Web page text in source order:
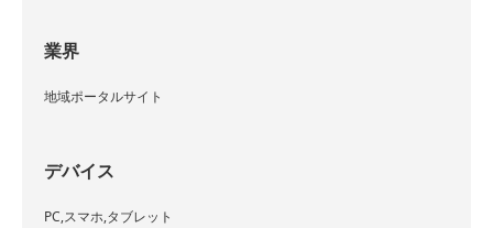
業界
地域ポータルサイト
デバイス
PC,スマホ,タブレット